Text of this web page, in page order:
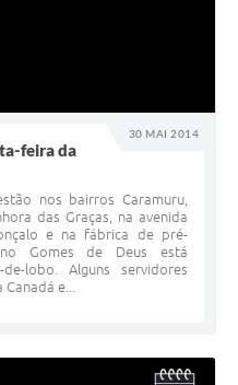
30 MAI 2014
feira da
nos bairros Caramuru,
das Graças, na avenida
e na fábrica de pré-
Gomes de Deus está
lobo. Alguns servidores
e...